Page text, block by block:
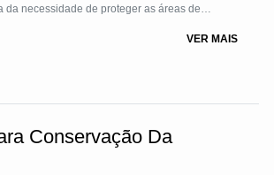
necessidade de proteger as áreas de
de 32.138 filhotes entre 2022 e 2025,
VER MAIS
Conservação Da